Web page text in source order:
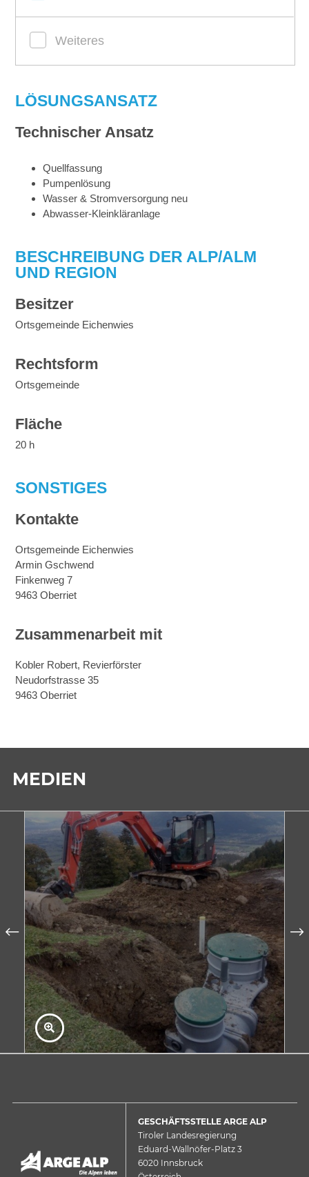
Weiteres
LÖSUNGSANSATZ
Technischer Ansatz
Quellfassung
Pumpenlösung
Wasser & Stromversorgung neu
Abwasser-Kleinkläranlage
BESCHREIBUNG DER ALP/ALM
UND REGION
Besitzer
Ortsgemeinde Eichenwies
Rechtsform
Ortsgemeinde
Fläche
20 h
SONSTIGES
Kontakte
Ortsgemeinde Eichenwies
Armin Gschwend
Finkenweg 7
9463 Oberriet
Zusammenarbeit mit
Kobler Robert, Revierförster
Neudorfstrasse 35
9463 Oberriet
MEDIEN
GESCHÄFTSSTELLE ARGE ALP
Tiroler Landesregierung
Eduard-Wallnöfer-Platz 3
6020 Innsbruck